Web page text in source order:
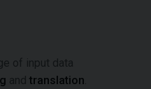
of input data
and translation